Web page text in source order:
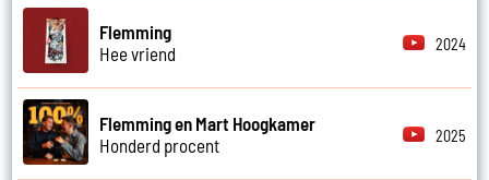
Flemming
Hee vriend
2024
Flemming en Mart Hoogkamer
Honderd procent
2025